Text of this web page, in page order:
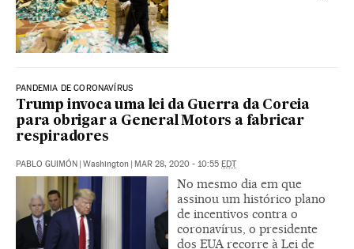
PANDEMIA DE CORONAVÍRUS
Trump invoca uma lei da Guerra da Coreia
para obrigar a General Motors a fabricar
respiradores
PABLO GUIMÓN Washington MAR 28, 2020 - 10:55 EDT
No mesmo dia em que
assinou um histórico plano
de incentivos contra o
coronavírus, o presidente
dos EUA recorre à Lei de